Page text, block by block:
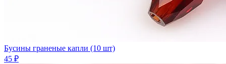
Бусины граненые капли (10 шт)
45 ₽